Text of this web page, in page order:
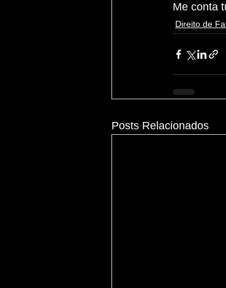
Me conta
Direito de
Posts Relacionados